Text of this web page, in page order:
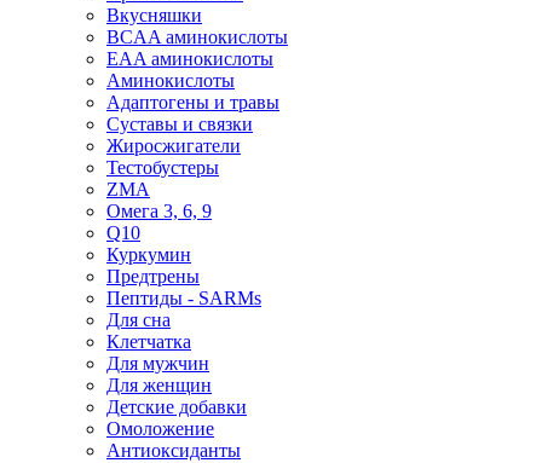
Вкусняшки
BCAA аминокислоты
EAA аминокислоты
Аминокислоты
Адаптогены и травы
Суставы и связки
Жиросжигатели
Тестобустеры
ZMA
Омега 3, 6, 9
Q10
Куркумин
Предтрены
Пептиды - SARMs
Для сна
Клетчатка
Для мужчин
Для женщин
Детские добавки
Омоложение
Антиоксиданты